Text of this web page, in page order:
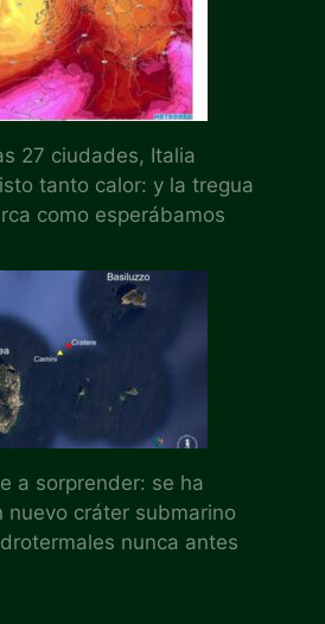
27 ciudades, Italia
tanto calor: y la tregua
como esperábamos
a sorprender: se ha
nuevo cráter submarino
nunca antes